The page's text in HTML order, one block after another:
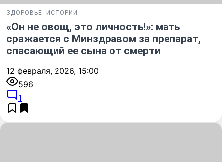
ЗДОРОВЬЕ ИСТОРИИ
«Он не овощ, это личность!»: мать
сражается с Минздравом за препарат,
спасающий ее сына от смерти
12 февраля, 2026, 15:00
596
1